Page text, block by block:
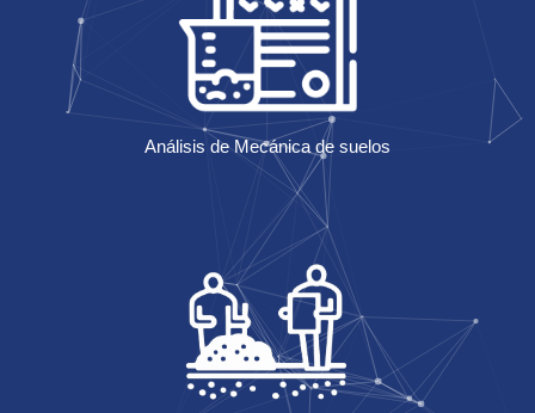
Análisis de Mecánica de suelos